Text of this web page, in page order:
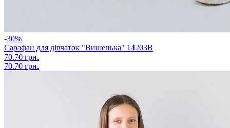
-30%
Сарафан для дівчаток "Вишенька" 14203В
70.70 грн.
70.70 грн.